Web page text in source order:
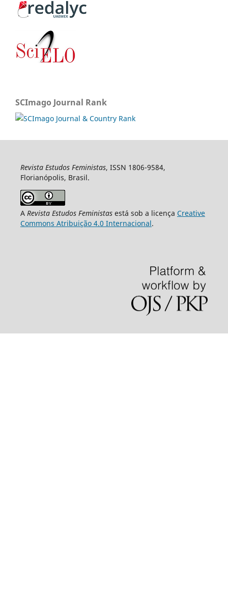
SCImago Journal Rank
Revista Estudos Feministas, ISSN 1806-9584,
Florianópolis, Brasil.
A Revista Estudos Feministasestá sob a licença Creative
Commons Atribuição 4.0 Internacional.